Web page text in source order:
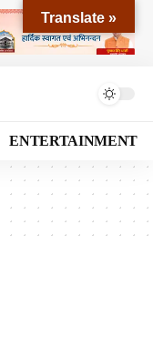
ENTERTAINMENT
Translate »